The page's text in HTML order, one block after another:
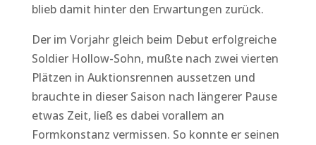
blieb damit hinter den Erwartungen zurück.
Der im Vorjahr gleich beim Debut erfolgreiche
Soldier Hollow-Sohn, mußte nach zwei vierten
Plätzen in Auktionsrennen aussetzen und
brauchte in dieser Saison nach längerer Pause
etwas Zeit, ließ es dabei vorallem an
Formkonstanz vermissen. So konnte er seinen